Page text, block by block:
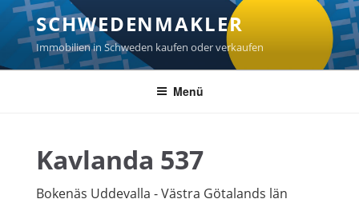
Zum
Inhalt
springen
SCHWEDENMAKLER
Immobilien in Schweden kaufen oder verkaufen
Menü
Kavlanda 537
Bokenäs Uddevalla - Västra Götalands län